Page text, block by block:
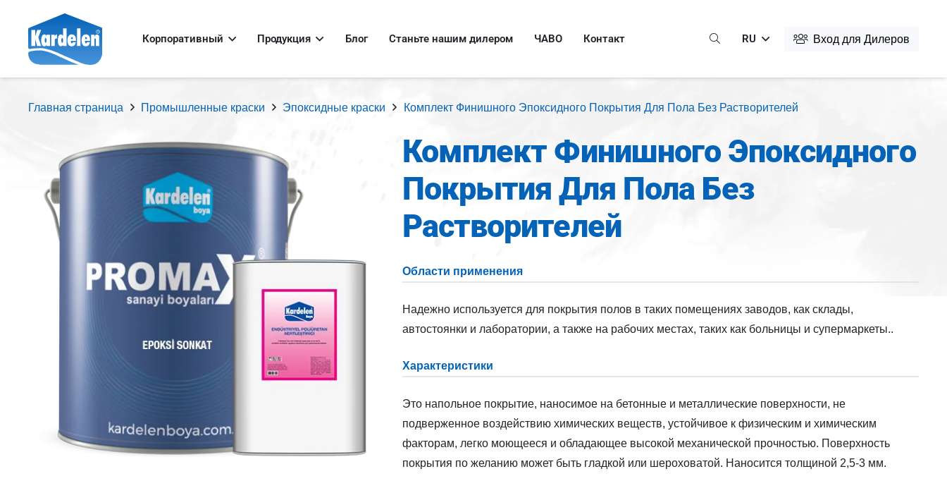
Корпоративный Продукция Блог Станьте нашим дилером ЧАВО Контакт RU Вход для Дилеров
Главная страница Промышленные краски Эпоксидные краски Комплект Финишного Эпоксидного Покрытия Для Пола Без Растворителей
Комплект Финишного Эпоксидного
Покрытия Для Пола Без
Растворителей
Области применения
Надежно используется для покрытия полов в таких помещениях заводов, как склады,
автостоянки и лаборатории, а также на рабочих местах, таких как больницы и супермаркеты..
Характеристики
Это напольное покрытие, наносимое на бетонные и металлические поверхности, не
подверженное воздействию химических веществ, устойчивое к физическим и химическим
факторам, легко моющееся и обладающее высокой механической прочностью. Поверхность
покрытия по желанию может быть гладкой или шероховатой. Наносится толщиной 2,5-3 мм.